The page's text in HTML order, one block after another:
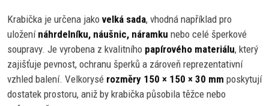
Krabička je určena jako velká sada, vhodná například pro
uložení náhrdelníku, náušnic, náramku nebo celé šperkové
soupravy. Je vyrobena z kvalitního papírového materiálu, který
zajišťuje pevnost, ochranu šperků a zároveň reprezentativní
vzhled balení. Velkorysé rozměry 150 × 150 × 30 mm poskytují
dostatek prostoru, aniž by krabička působila těžce nebo